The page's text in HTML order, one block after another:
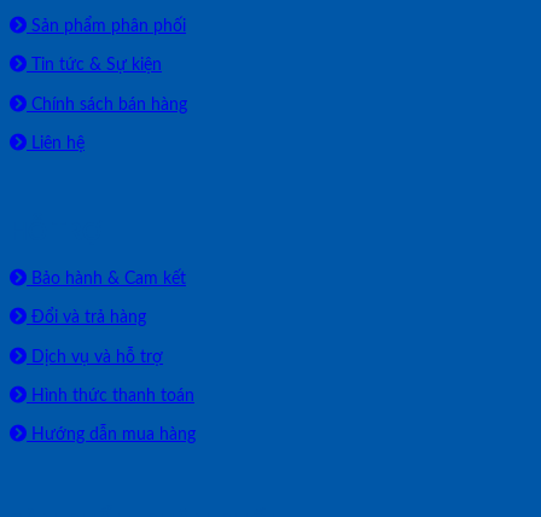
Sản phẩm phân phối
Tin tức & Sự kiện
Chính sách bán hàng
Liên hệ
Bảo hành & Cam kết
Đổi và trả hàng
Dịch vụ và hỗ trợ
Hình thức thanh toán
Hướng dẫn mua hàng